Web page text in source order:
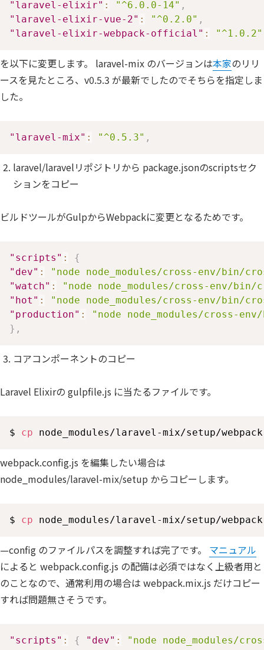
"laravel-elixir" : "^6.0.0-14" ,
"laravel-elixir-vue-2" : "^0.2.0" ,
"laravel-elixir-webpack-official" : "^1.0.2"
を以下に変更します。 laravel-mix のバージョンは本家のリリ
ースを見たところ、v0.5.3 が最新でしたのでそちらを指定しま
した。
"laravel-mix" : "^0.5.3" ,
laravel/laravelリポジトリから package.jsonのscriptsセク
ションをコピー
ビルドツールがGulpからWebpackに変更となるためです。
"scripts" :
{
"dev" :
"node node_modules/cross-env/bin/
"watch" :
"node node_modules/cross-env/
"hot" :
"node node_modules/cross-env/bin/
"production" :
"node node_modules/cross-
} ,
コアコンポーネントのコピー
Laravel Elixirの gulpfile.js に当たるファイルです。
$ cp node_modules/laravel-mix/setup/
webpack.config.js を編集したい場合は
node_modules/laravel-mix/setup からコピーします。
$ cp node_modules/laravel-mix/setup/
—config のファイルパスを調整すれば完了です。 マニュアル
によると webpack.config.js の配備は必須ではなく上級者用と
のことなので、通常利用の場合は webpack.mix.js だけコピー
すれば問題無さそうです。
"scripts" : { "dev" : "node node_modules/